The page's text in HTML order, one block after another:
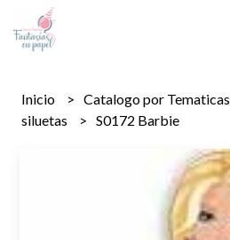
Inicio Catalogo por Tematicas
siluetas
S0172 Barbie